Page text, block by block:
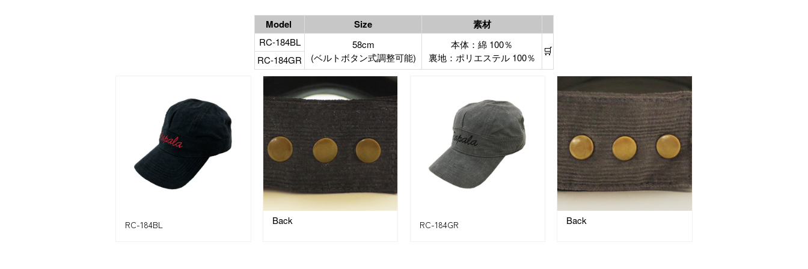
Model Size 素材
RC-184BL
58cm
(ベルトボタン式調整可能)
本体：綿 100％
裏地：ポリエステル 100％
🛒
RC-184GR
RC-184BL Back RC-184GR Back